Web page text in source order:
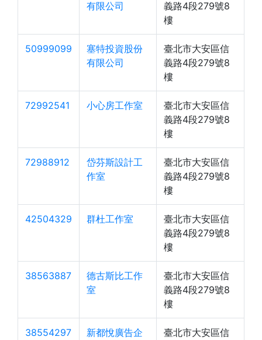
有限公司
義路4段279號8
樓
50999099
塞特投資股份
有限公司
臺北市大安區信
義路4段279號8
樓
72992541 小心房工作室
臺北市大安區信
義路4段279號8
樓
72988912
岱芬斯設計工
作室
臺北市大安區信
義路4段279號8
樓
42504329 群杜工作室
臺北市大安區信
義路4段279號8
樓
38563887
德古斯比工作
室
臺北市大安區信
義路4段279號8
樓
38554297
新都悅廣告企
臺北市大安區信